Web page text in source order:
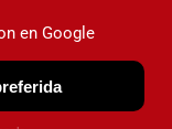
en Google